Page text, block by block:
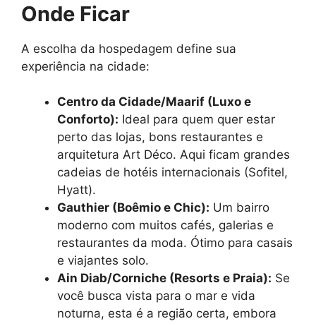
Onde Ficar
A escolha da hospedagem define sua
experiência na cidade:
Centro da Cidade/Maarif (Luxo e
Conforto): Ideal para quem quer estar
perto das lojas, bons restaurantes e
arquitetura Art Déco. Aqui ficam grandes
cadeias de hotéis internacionais (Sofitel,
Hyatt).
Gauthier (Boêmio e Chic): Um bairro
moderno com muitos cafés, galerias e
restaurantes da moda. Ótimo para casais
e viajantes solo.
Ain Diab/Corniche (Resorts e Praia): Se
você busca vista para o mar e vida
noturna, esta é a região certa, embora